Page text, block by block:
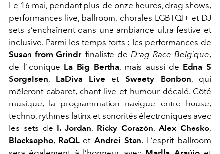
Le 16 mai, pendant plus de onze heures, drag shows,
performances live, ballroom, chorales LGBTQI+ et DJ
sets s’enchaînent dans une ambiance ultra festive et
inclusive. Parmi les temps forts : les performances de
Susan from Grindr, finaliste de Drag Race Belgique,
de l’iconique La Big Bertha, mais aussi de Edna S
Sorgelsen, LaDiva Live et Sweety Bonbon, qui
mêleront cabaret, chant live et humour décalé. Côté
musique, la programmation navigue entre house,
techno, rythmes latinx et sonorités électroniques avec
les sets de I. Jordan, Ricky Corazón, Alex Chesko,
Blacksapho, RaQLet Andrei Stan. L’esprit ballroom